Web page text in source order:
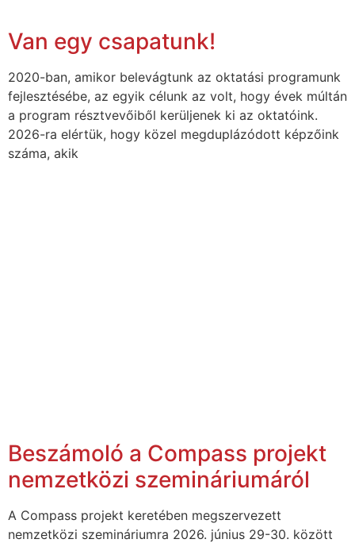
Van egy csapatunk!
2020-ban, amikor belevágtunk az oktatási programunk
fejlesztésébe, az egyik célunk az volt, hogy évek múltán
a program résztvevőiből kerüljenek ki az oktatóink.
2026-ra elértük, hogy közel megduplázódott képzőink
száma, akik
Beszámoló a Compass projekt
nemzetközi szemináriumáról
A Compass projekt keretében megszervezett
nemzetközi szemináriumra 2026. június 29-30. között